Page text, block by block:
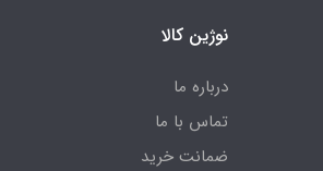
نوژین کالا
درباره ما
تماس با ما
ضمانت خرید